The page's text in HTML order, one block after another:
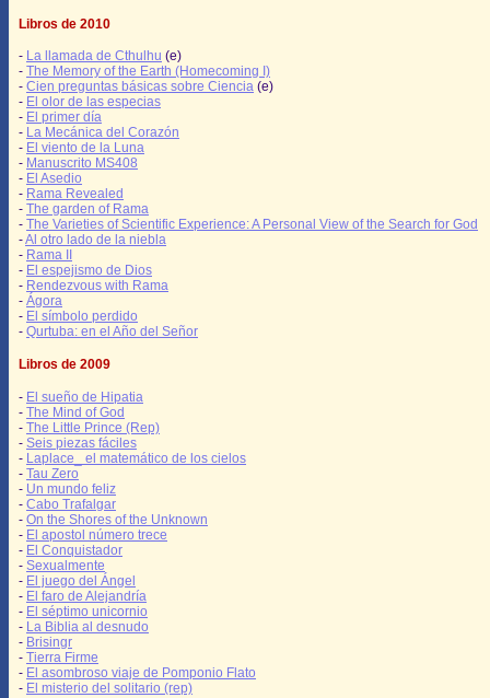
Libros de 2010
- La llamada de Cthulhu (e)
- The Memory of the Earth (Homecoming I)
- Cien preguntas básicas sobre Ciencia (e)
- El olor de las especias
- El primer día
- La Mecánica del Corazón
- El viento de la Luna
- Manuscrito MS408
- El Asedio
- Rama Revealed
- The garden of Rama
- The Varieties of Scientific Experience: A Personal View of the Search for God
-Al otro lado de la niebla
- Rama II
- El espejismo de Dios
- Rendezvous with Rama
- Ágora
- El símbolo perdido
- Qurtuba: en el Año del Señor
Libros de 2009
- El sueño de Hipatia
- The Mind of God
- The Little Prince (Rep)
- Seis piezas fáciles
- Laplace_ el matemático de los cielos
- Tau Zero
- Un mundo feliz
- Cabo Trafalgar
- On the Shores of the Unknown
- El apostol número trece
- El Conquistador
- Sexualmente
- El juego del Ángel
- El faro de Alejandría
- El séptimo unicornio
- La Biblia al desnudo
- Brisingr
- Tierra Firme
- El asombroso viaje de Pomponio Flato
- El misterio del solitario (rep)